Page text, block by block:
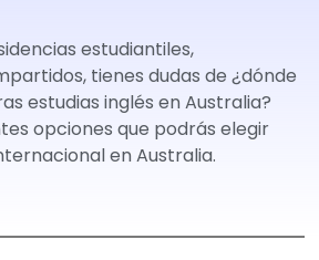
estudiantiles,
tienes dudas de ¿dónde
estudias inglés en Australia?
opciones que podrás elegir
en Australia.